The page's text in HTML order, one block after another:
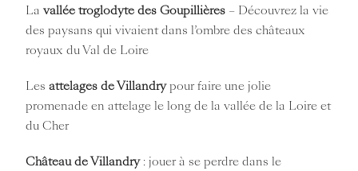
La vallée troglodyte des Goupillières– Découvrez la vie
des paysans qui vivaient dans l’ombre des châteaux
royaux du Val de Loire
Les attelages de Villandrypour faire une jolie
promenade en attelage le long de la vallée de la Loire et
du Cher
Château de Villandry : jouer à se perdre dans le